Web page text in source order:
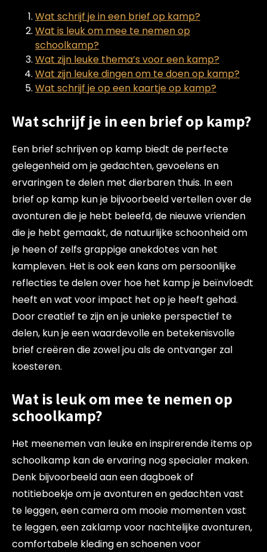
Wat schrijf je in een brief op kamp?
Wat is leuk om mee te nemen op
schoolkamp?
Wat zijn leuke thema’s voor een kamp?
Wat zijn leuke dingen om te doen op kamp?
Wat schrijf je op een kaartje op kamp?
Wat schrijf je in een brief op kamp?
Een brief schrijven op kamp biedt de perfecte
gelegenheid om je gedachten, gevoelens en
ervaringen te delen met dierbaren thuis. In een
brief op kamp kun je bijvoorbeeld vertellen over de
avonturen die je hebt beleefd, de nieuwe vrienden
die je hebt gemaakt, de natuurlijke schoonheid om
je heen of zelfs grappige anekdotes van het
kampleven. Het is ook een kans om persoonlijke
reflecties te delen over hoe het kamp je beïnvloedt
heeft en wat voor impact het op je heeft gehad.
Door creatief te zijn en je unieke perspectief te
delen, kun je een waardevolle en betekenisvolle
brief creëren die zowel jou als de ontvanger zal
koesteren.
Wat is leuk om mee te nemen op
schoolkamp?
Het meenemen van leuke en inspirerende items op
schoolkamp kan de ervaring nog specialer maken.
Denk bijvoorbeeld aan een dagboek of
notitieboekje om je avonturen en gedachten vast
te leggen, een camera om mooie momenten vast
te leggen, een zaklamp voor nachtelijke avonturen,
comfortabele kleding en schoenen voor